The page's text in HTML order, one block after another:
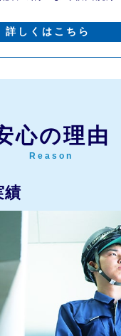
詳しくはこちら
心の理由
Reason
績